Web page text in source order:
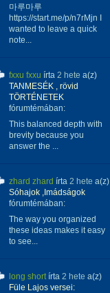
마루마루
https://start.me/p/n7rMjn I
wanted to leave a quick
note...
fxxu fxxu írta 2 hete a(z)
TANMESÉK , rövid
TÖRTÉNETEK
fórumtémában:
This balanced depth with
brevity because you
answer the ...
zhard zhard írta 2 hete a(z)
Sóhajok ,Imádságok
fórumtémában:
The way you organized
these ideas makes it easy
to see...
long shortírta 2 hete a(z)
Füle Lajos versei: